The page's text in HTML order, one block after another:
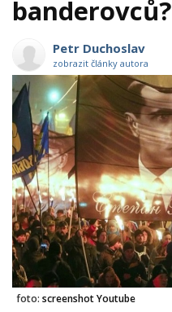
banderovců?
Petr Duchoslav
zobrazit články autora
foto: screenshot Youtube